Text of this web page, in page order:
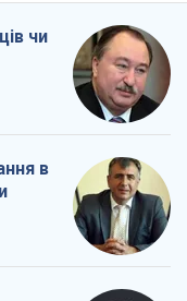
чи
в